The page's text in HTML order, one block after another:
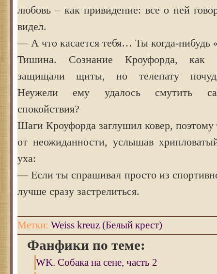
любовь – как привидение: все о ней
видел.
— А что касается тебя… Ты когда-нибудь
Тишина. Сознание Кроуфорда, как
защищали щиты, но телепату
Неужели ему удалось смутить
спокойствия?
Шаги Кроуфорда заглушил ковер, поэтому
от неожиданности, услышав
уха:
— Если ты спрашивал просто из
лучше сразу застрелиться.
Метки: Weiss kreuz (Белый крест)
Фанфики по теме:
WK. Собака на сене, часть 2